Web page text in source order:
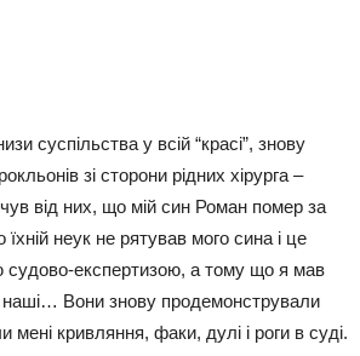
суспільства у всій “красі”, знову
зі сторони рідних хірурга –
від них, що мій син Роман помер за
неук не рятував мого сина і це
судово-експертизою, а тому що я мав
наші… Вони знову продемонстрували
мені кривляння, факи, дулі і роги в суді.